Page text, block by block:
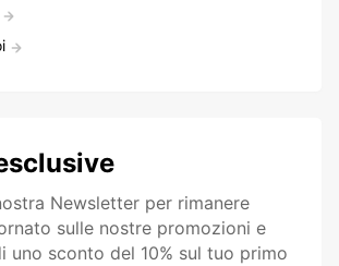
Newsletter per rimanere
sulle nostre promozioni e
uno sconto del 10% sul tuo primo